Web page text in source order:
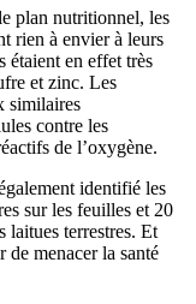
plan nutritionnel, les
rien à envier à leurs
étaient en effet très
et zinc. Les
similaires
contre les
de l’oxygène.
identifié les
sur les feuilles et 20
laitues terrestres. Et
de menacer la santé